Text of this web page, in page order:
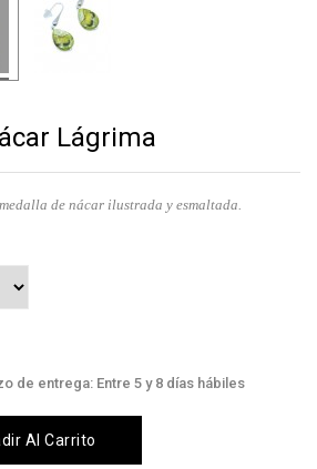
Lágrima
de nácar ilustrada y esmaltada.
de entrega: Entre 5 y 8 días hábiles
Al Carrito